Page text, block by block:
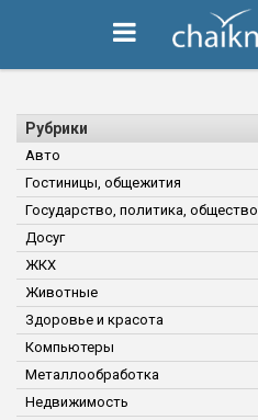
Рубрики
Авто
Гостиницы, общежития
Государство, политика, общество
Досуг
ЖКХ
Животные
Здоровье и красота
Компьютеры
Металлообработка
Недвижимость